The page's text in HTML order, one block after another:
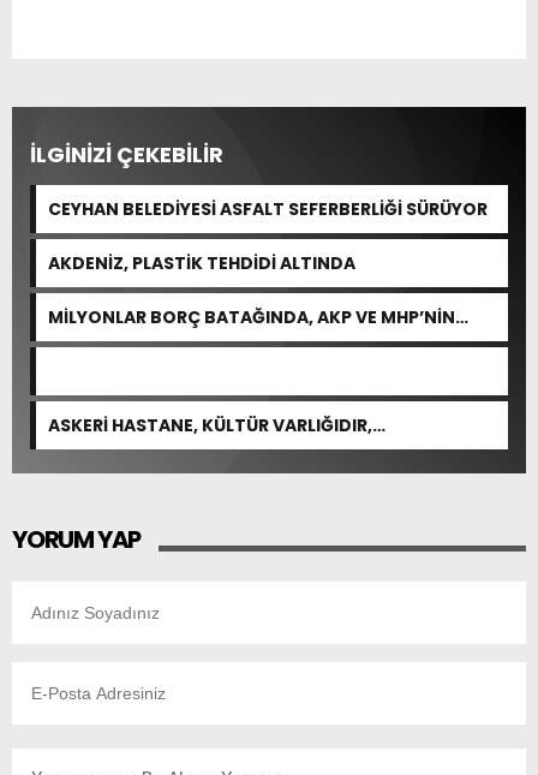
İLGİNİZİ ÇEKEBİLİR
CEYHAN BELEDİYESİ ASFALT SEFERBERLİĞİ SÜRÜYOR
AKDENİZ, PLASTİK TEHDİDİ ALTINDA
MİLYONLAR BORÇ BATAĞINDA, AKP VE MHP’NİN
CEVABI: “ARAŞTIRMAYALIM!”
ASKERİ HASTANE, KÜLTÜR VARLIĞIDIR,
ÖZELLEŞTİRİLEMEZ!
YORUM YAP